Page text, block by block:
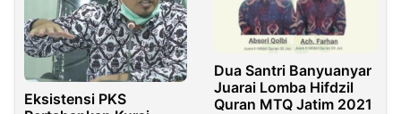
Eksistensi PKS
Dua Santri Banyuanyar
Juarai Lomba Hifdzil
Quran MTQ Jatim 2021